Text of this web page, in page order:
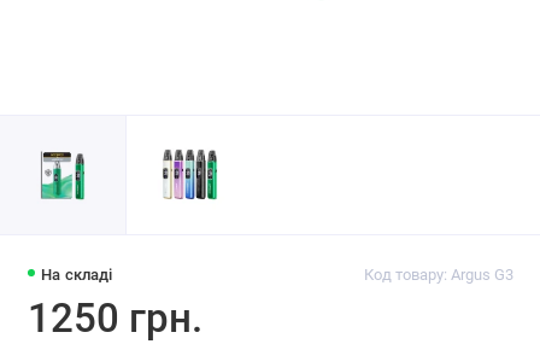
На складі Код товару: Argus G3
1250 грн.